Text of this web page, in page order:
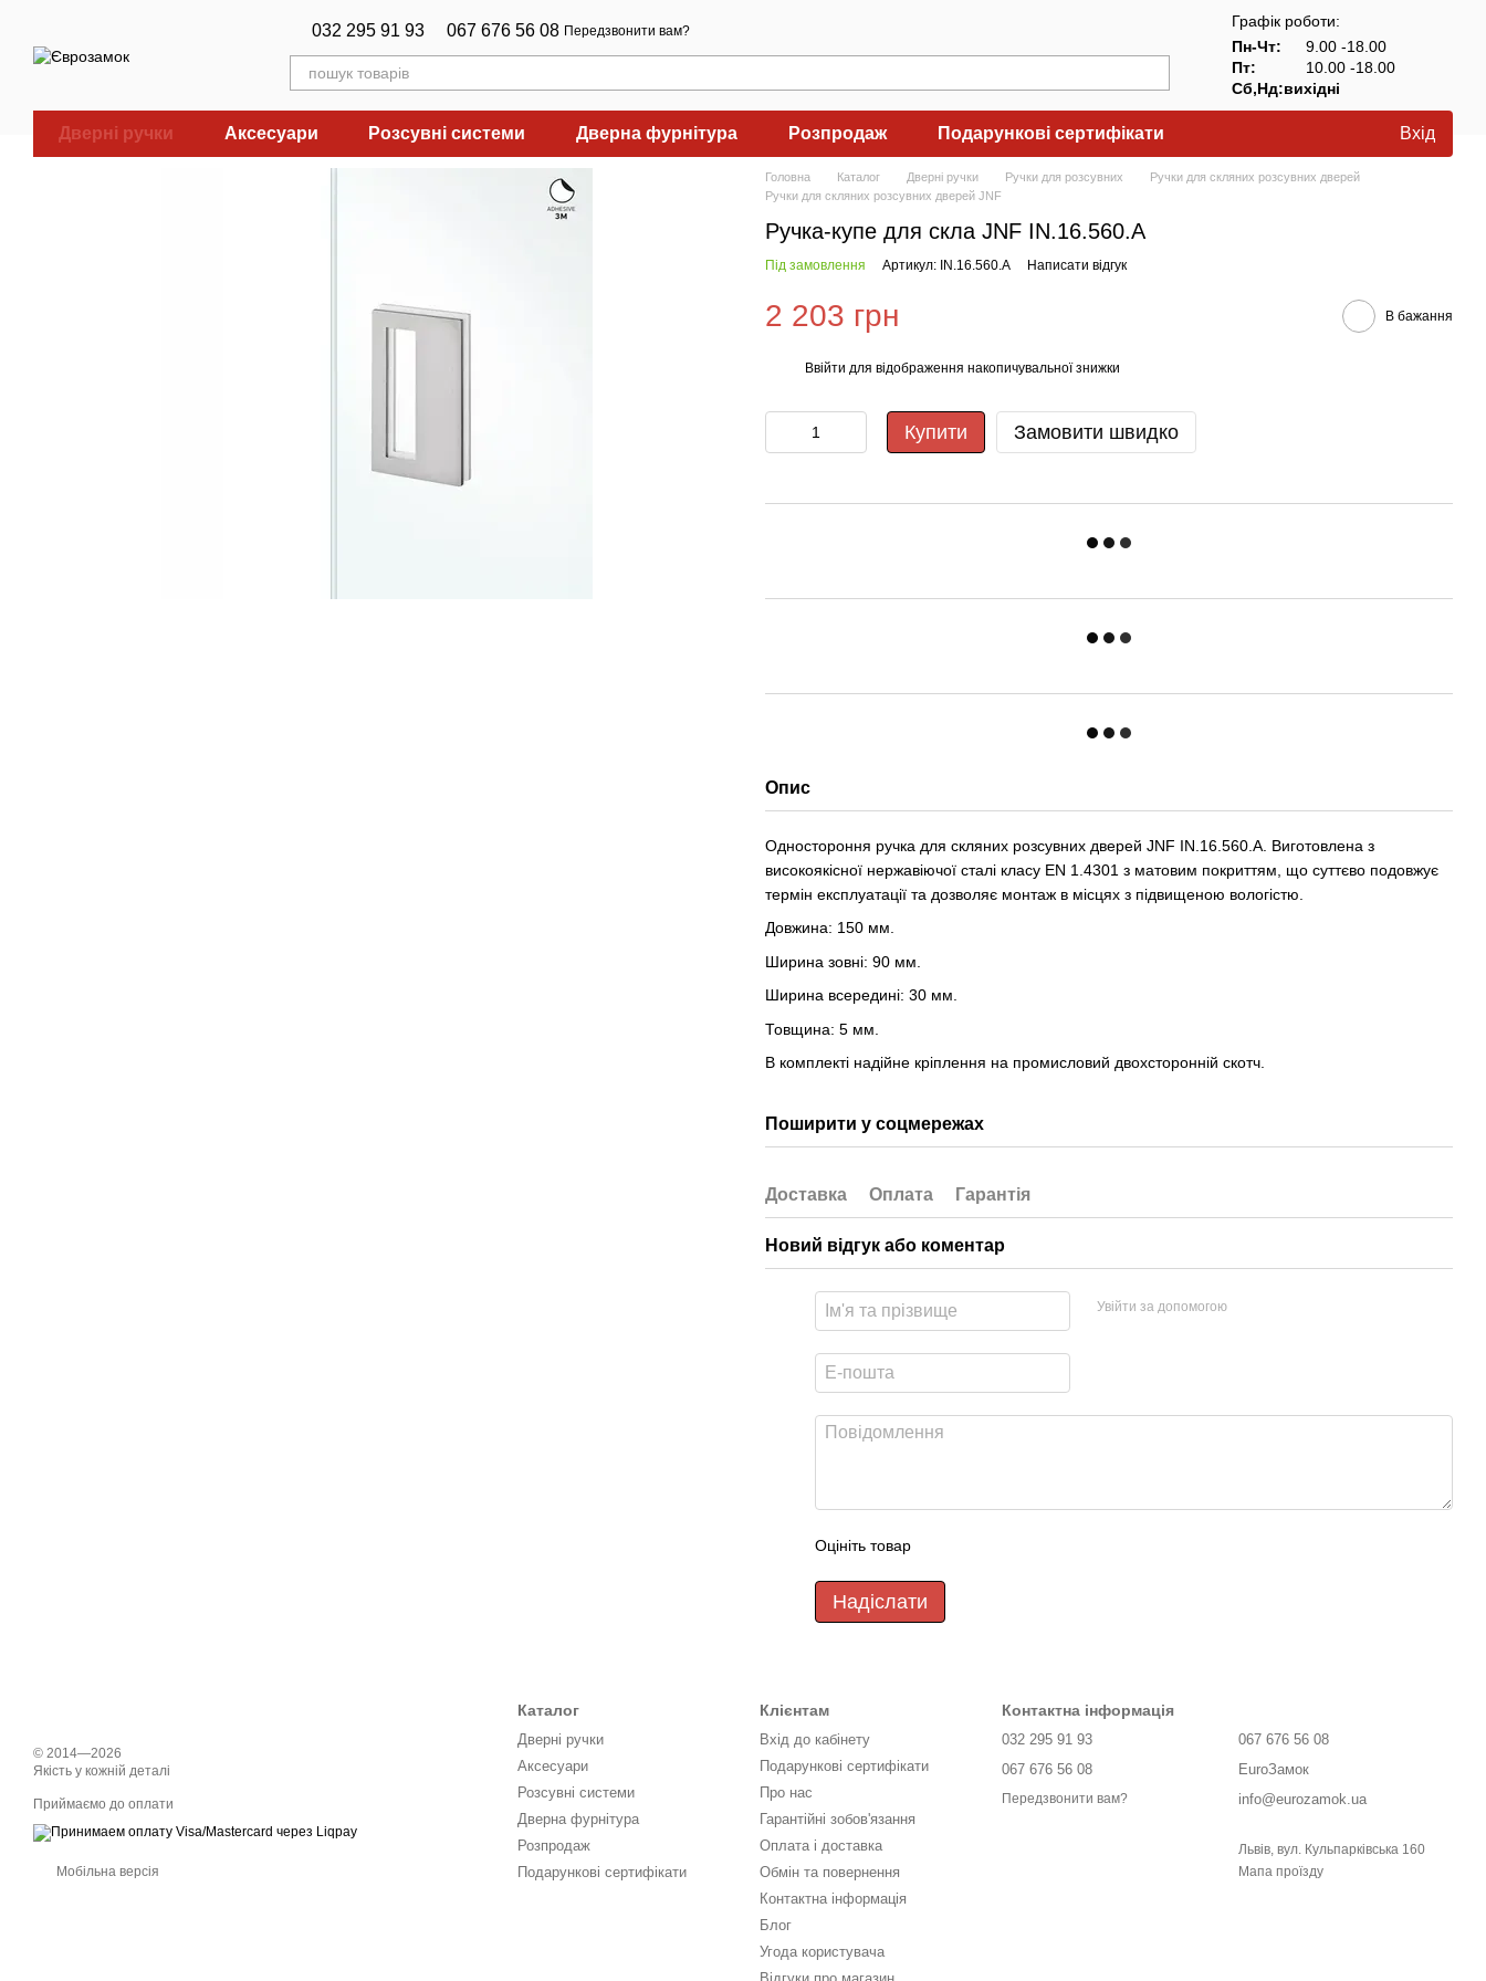
032 295 91 93 067 676 56 08 Передзвонити вам?
Графік роботи:
Пн-Чт:
9.00 -18.00
Пт:
10.00 -18.00
Сб,Нд:вихідні
Дверні ручки Аксесуари Розсувні системи Дверна фурнітура Розпродаж Подарункові сертифікати Вхід
Головна Каталог Дверні ручки Ручки для розсувних
Ручки для скляних розсувних дверей
Ручки для скляних розсувних дверей JNF
Ручка-купе для скла JNF IN.16.560.A
Під замовлення Артикул: IN.16.560.A Написати відгук
2 203 грн В бажання
Ввійти для відображення накопичувальної знижки
Купити Замовити швидко
Опис
Одностороння ручка для скляних розсувних дверей JNF IN.16.560.A. Виготовлена з
високоякісної нержавіючої сталі класу EN 1.4301 з матовим покриттям, що суттєво подовжує
термін експлуатації та дозволяє монтаж в місцях з підвищеною вологістю.
Довжина: 150 мм.
Ширина зовні: 90 мм.
Ширина всередині: 30 мм.
Товщина: 5 мм.
В комплекті надійне кріплення на промисловий двохсторонній скотч.
Поширити у соцмережах
Доставка Оплата Гарантія
Новий відгук або коментар
Увійти за допомогою
Оцініть товар
Надіслати
© 2014—2026
Якість у кожній деталі
Приймаємо до оплати
Мобільна версія
Каталог
Дверні ручки
Аксесуари
Розсувні системи
Дверна фурнітура
Розпродаж
Подарункові сертифікати
Клієнтам
Вхід до кабінету
Подарункові сертифікати
Про нас
Гарантійні зобов'язання
Оплата і доставка
Обмін та повернення
Контактна інформація
Блог
Угода користувача
Контактна інформація
032 295 91 93
067 676 56 08
Передзвонити вам?
067 676 56 08
EuroЗамок
info@eurozamok.ua
Львів, вул. Кульпарківська 160
Мапа проїзду